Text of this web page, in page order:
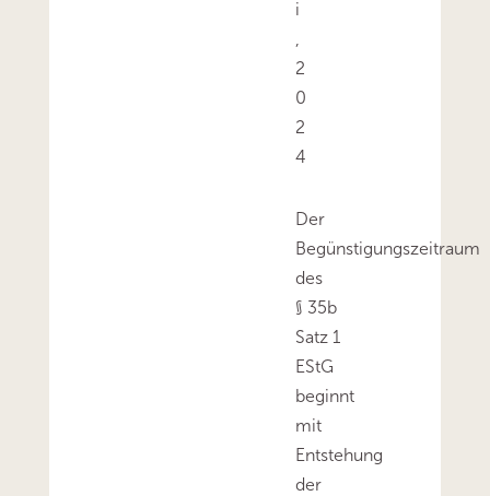
i
2
0
2
4
Der
Begünstigungszeitraum
des
§ 35b
Satz 1
EStG
beginnt
mit
Entstehung
der